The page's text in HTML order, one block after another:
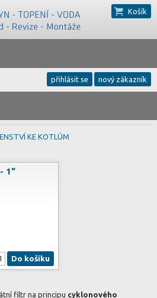
Košík
přihlásit se nový zákazník
KE KOTLÚM
1"
Do košíku
filtr na principu cyklonového